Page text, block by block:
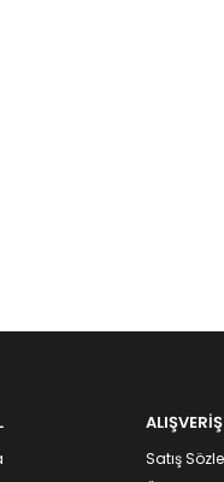
ALIŞVERİŞ
Satış